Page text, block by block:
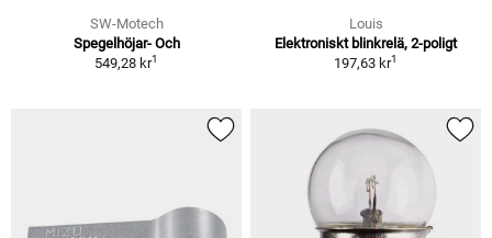
SW-Motech
Spegelhöjar- Och
549,28 kr1
Louis
Elektroniskt blinkrelä, 2-poligt
197,63 kr1